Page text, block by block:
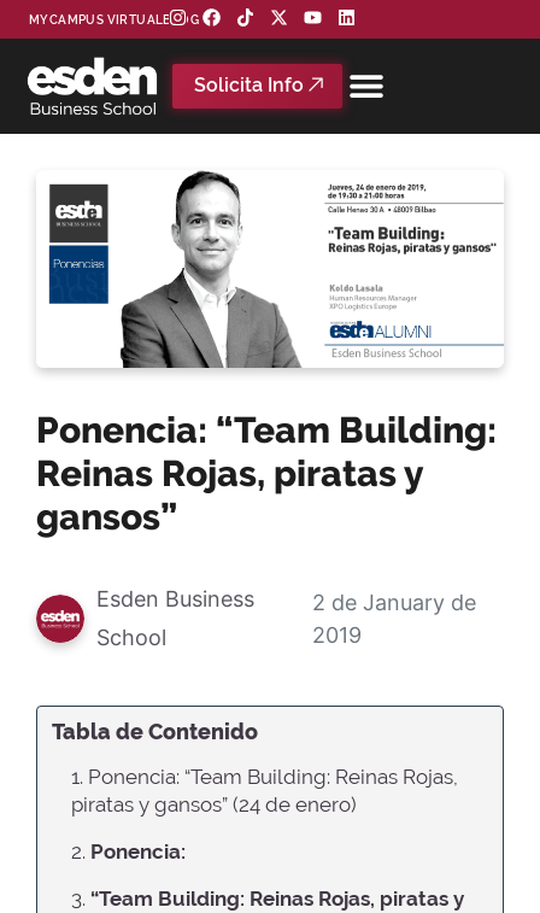
MYCAMPUS VIRTUAL BLOG
Solicita Info
Ponencia: “Team Building:
Reinas Rojas, piratas y
gansos”
Esden Business
School
2 de January de
2019
Tabla de Contenido
1. Ponencia: “Team Building: Reinas Rojas,
piratas y gansos” (24 de enero)
2. Ponencia:
3. “Team Building: Reinas Rojas, piratas y